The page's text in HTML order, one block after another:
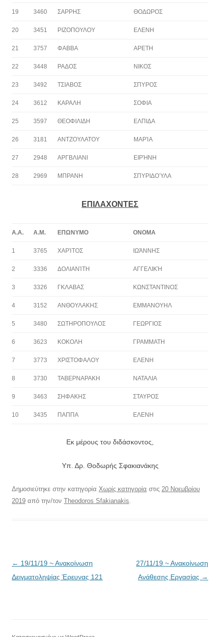
19 3460 ΣΑΡΡΗΣ ΘΟΔΩΡΟΣ
20 3451 ΡΙΖΟΠΟΥΛΟΥ ΕΛΕΝΗ
21 3757 ΦΑΒΒΑ ΑΡΕΤΗ
22 3448 ΡΑΔΟΣ ΝΙΚΟΣ
23 3492 ΤΣΙΑΒΟΣ ΣΠΥΡΟΣ
24 3612 ΚΑΡΑΛΗ ΣΟΦΙΑ
25 3597 ΘΕΟΦΙΛΙΔΗ ΕΛΠΙΔΑ
26 3181 ΑΝΤΖΟΥΛΑΤΟΥ ΜΑΡΊΑ
27 2948 ΑΡΓΒΛΙΑΝΙ ΕΙΡΉΝΗ
28 2969 ΜΠΡΑΝΗ ΣΠΥΡΙΔΟΎΛΑ
ΕΠΙΛΑΧΟΝΤΕΣ
Α.Α. Α.Μ. ΕΠΩΝΥΜΟ ΟΝΟΜΑ
1 3765 ΧΑΡΊΤΟΣ ΙΩΆΝΝΗΣ
2 3336 ΔΟΛΙΑΝΊΤΗ ΑΓΓΕΛΙΚΉ
3 3326 ΓΚΛΑΒΑΣ ΚΩΝΣΤΑΝΤΙΝΟΣ
4 3152 ΑΝΘΟΥΛΑΚΗΣ ΕΜΜΑΝΟΥΗΛ
5 3480 ΣΩΤΗΡΟΠΟΥΛΟΣ ΓΕΩΡΓΙΟΣ
6 3623 ΚΟΚΟΛΗ ΓΡΑΜΜΑΤΗ
7 3773 ΧΡΙΣΤΟΦΑΛΟΥ ΕΛΕΝΗ
8 3730 ΤΑΒΕΡΝΑΡΑΚΗ ΝΑΤΑΛΙΑ
9 3463 ΣΗΦΑΚΗΣ ΣΤΑΥΡΟΣ
10 3435 ΠΑΠΠΑ ΕΛΕΝΗ
Εκ μέρους του διδάσκοντος,
Υπ. Δρ. Θοδωρής Σφακιανάκης
Δημοσιεύτηκε στην κατηγορία Χωρίς κατηγορία στις 20 Νοεμβρίου
2019 από την/τον Theodoros Sfakianakis.
Πλοήγηση
άρθρων
← 19/11/19 ~ Ανακοίνωση
Δειγματοληψίας Έρευνας 121
27/11/19 ~ Ανακοίνωση
Ανάθεσης Εργασίας →